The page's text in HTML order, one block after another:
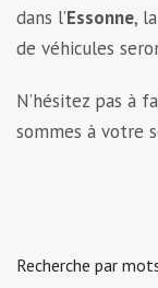
dans l’Essonne,
de véhicules
N’hésitez pas à
sommes à votre
Recherche par